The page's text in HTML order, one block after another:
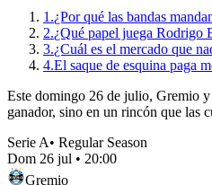
1.¿Por qué las bandas
2.¿Qué papel juega Rodrigo
3.¿Cuál es el mercado que
4.El saque de esquina paga
Este domingo 26 de julio, Gremio
ganador, sino en un rincón que las
Serie A• Regular Season
Dom 26 jul • 20:00
Gremio